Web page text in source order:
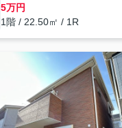
5万円
1階 / 22.50㎡ / 1R